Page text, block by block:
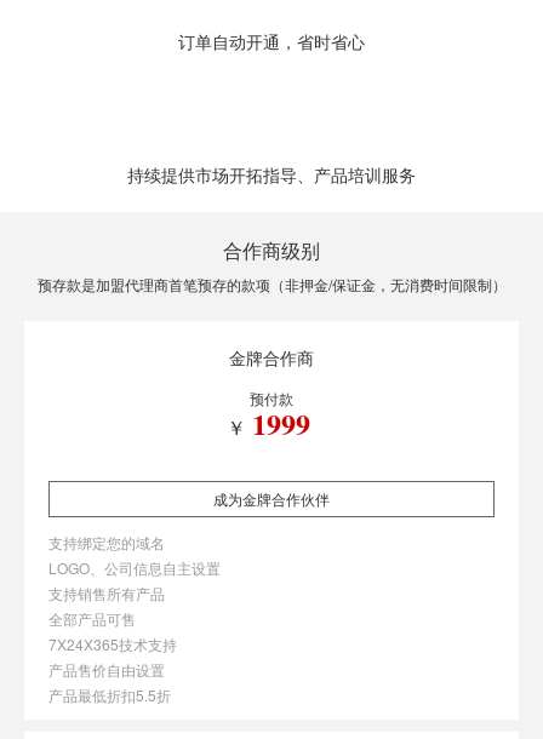
订单自动开通，省时省心
持续提供市场开拓指导、产品培训服务
合作商级别
预存款是加盟代理商首笔预存的款项（非押金/保证金，无消费时间限制）
金牌合作商
预付款
￥ 1999
成为金牌合作伙伴
支持绑定您的域名
LOGO、公司信息自主设置
支持销售所有产品
全部产品可售
7X24X365技术支持
产品售价自由设置
产品最低折扣5.5折